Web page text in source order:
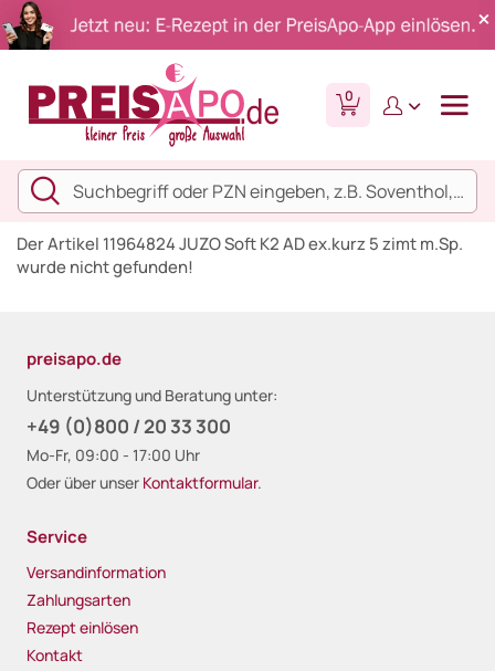
0
Der Artikel 11964824 JUZO Soft K2 AD ex.kurz 5 zimt m.Sp.
wurde nicht gefunden!
preisapo.de
Unterstützung und Beratung unter:
+49 (0)800 / 20 33 300
Mo-Fr, 09:00 - 17:00 Uhr
Oder über unser Kontaktformular.
Service
Versandinformation
Zahlungsarten
Rezept einlösen
Kontakt